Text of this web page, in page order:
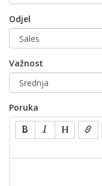
Odjel
Važnost
Poruka